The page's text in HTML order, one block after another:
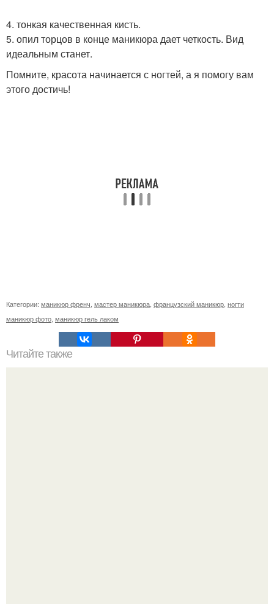
4. тонкая качественная кисть.
5. опил торцов в конце маникюра дает четкость. Вид
идеальным станет.
Помните, красота начинается с ногтей, а я помогу вам
этого достичь!
Категории: маникюр френч мастер маникюра французский маникюр ногти
маникюр фото маникюр гель лаком
Читайте также